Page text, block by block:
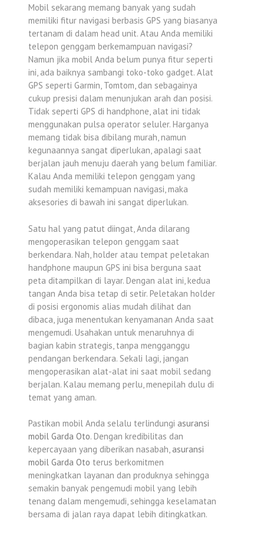
Mobil sekarang memang banyak yang sudah
memiliki fitur navigasi berbasis GPS yang biasanya
tertanam di dalam head unit. Atau Anda memiliki
telepon genggam berkemampuan navigasi?
Namun jika mobil Anda belum punya fitur seperti
ini, ada baiknya sambangi toko-toko gadget. Alat
GPS seperti Garmin, Tomtom, dan sebagainya
cukup presisi dalam menunjukan arah dan posisi.
Tidak seperti GPS di handphone, alat ini tidak
menggunakan pulsa operator seluler. Harganya
memang tidak bisa dibilang murah, namun
kegunaannya sangat diperlukan, apalagi saat
berjalan jauh menuju daerah yang belum familiar.
Kalau Anda memiliki telepon genggam yang
sudah memiliki kemampuan navigasi, maka
aksesories di bawah ini sangat diperlukan.
Satu hal yang patut diingat, Anda dilarang
mengoperasikan telepon genggam saat
berkendara. Nah, holder atau tempat peletakan
handphone maupun GPS ini bisa berguna saat
peta ditampilkan di layar. Dengan alat ini, kedua
tangan Anda bisa tetap di setir. Peletakan holder
di posisi ergonomis alias mudah dilihat dan
dibaca, juga menentukan kenyamanan Anda saat
mengemudi. Usahakan untuk menaruhnya di
bagian kabin strategis, tanpa mengganggu
pendangan berkendara. Sekali lagi, jangan
mengoperasikan alat-alat ini saat mobil sedang
berjalan. Kalau memang perlu, menepilah dulu di
temat yang aman.
Pastikan mobil Anda selalu terlindungi asuransi
mobil Garda Oto. Dengan kredibilitas dan
kepercayaan yang diberikan nasabah,asuransi
mobil Garda Oto terus berkomitmen
meningkatkan layanan dan produknya sehingga
semakin banyak pengemudi mobil yang lebih
tenang dalam mengemudi, sehingga keselamatan
bersama di jalan raya dapat lebih ditingkatkan.